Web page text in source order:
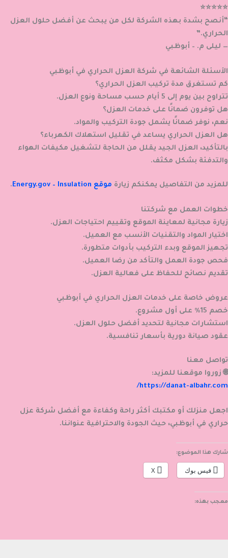
⭐⭐⭐⭐⭐
“أنصح بشدة بهذه الشركة لكل من يبحث عن أفضل حلول العزل
الحراري.”
— ليلى م. – أبوظبي
الأسئلة الشائعة في شركة العزل الحراري في أبوظبي
كم تستغرق مدة تركيب العزل الحراري؟
تتراوح بين يوم إلى 5 أيام حسب مساحة ونوع العزل.
هل توفرون ضمانًا على خدمات العزل؟
نعم، نوفر ضمانًا يشمل جودة التركيب والمواد.
هل العزل الحراري يساعد في تقليل استهلاك الكهرباء؟
بالتأكيد، العزل الجيد يقلل من الحاجة لتشغيل مكيفات الهواء
والتدفئة بشكل مكثف.
للمزيد من التفاصيل يمكنكم زيارة موقع Energy.gov – Insulation .
خطوات العمل مع شركتنا
زيارة مجانية لمعاينة الموقع وتقييم احتياجات العزل.
اختيار المواد والتقنيات الأنسب مع العميل.
تجهيز الموقع وبدء التركيب بأدوات متطورة.
فحص جودة العمل والتأكد من رضا العميل.
تقديم نصائح للحفاظ على فعالية العزل.
عروض خاصة على خدمات العزل الحراري في أبوظبي
خصم 15% على أول مشروع.
استشارات مجانية لتحديد أفضل حلول العزل.
عقود صيانة دورية بأسعار تنافسية.
تواصل معنا
🌐 زوروا موقعنا للمزيد:
https://danat-albahr.com/
اجعل منزلك أو مكتبك أكثر راحة وكفاءة مع أفضل شركة عزل
حراري في أبوظبي، حيث الجودة والاحترافية عنواننا.
شارك هذا الموضوع:
فيس بوك X
معجب بهذه: